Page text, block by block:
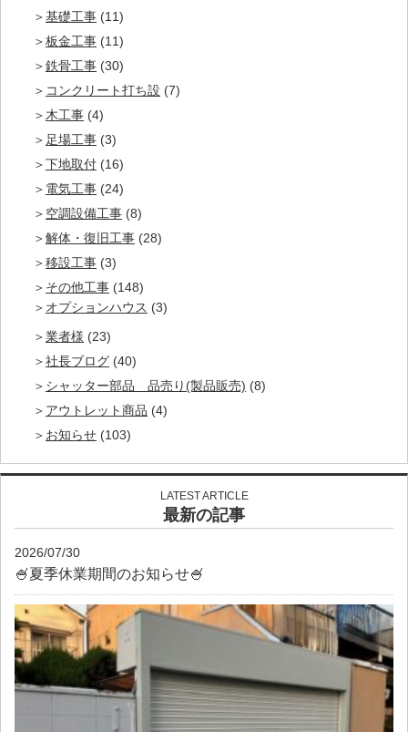
基礎工事 (11)
板金工事 (11)
鉄骨工事 (30)
コンクリート打ち設 (7)
木工事 (4)
足場工事 (3)
下地取付 (16)
電気工事 (24)
空調設備工事 (8)
解体・復旧工事 (28)
移設工事 (3)
その他工事 (148)
オプションハウス (3)
業者様 (23)
社長ブログ (40)
シャッター部品 品売り(製品販売) (8)
アウトレット商品 (4)
お知らせ (103)
LATEST ARTICLE
最新の記事
2026/07/30
🍧夏季休業期間のお知らせ🍧